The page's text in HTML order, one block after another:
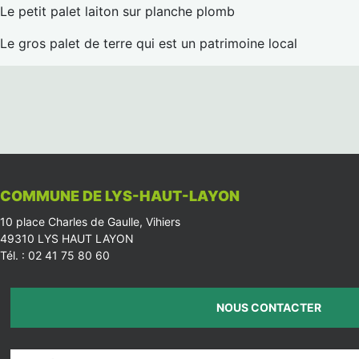
Le petit palet laiton sur planche plomb
Le gros palet de terre qui est un patrimoine local
COMMUNE DE LYS-HAUT-LAYON
10 place Charles de Gaulle, Vihiers
49310 LYS HAUT LAYON
Tél. : 02 41 75 80 60
NOUS CONTACTER